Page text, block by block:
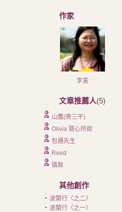
作家
李黨
文章推薦人(5)
山鷹(寄三平)
Olivia 隨心所欲
包通先生
Reed
循致
其他創作
‧ 波蘭行〈之二〉
‧ 波蘭行〈之一〉